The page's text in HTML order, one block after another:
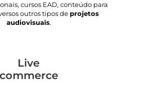
cursos EAD, conteúdo para
outros tipos de projetos
audiovisuais.
Live
commerce